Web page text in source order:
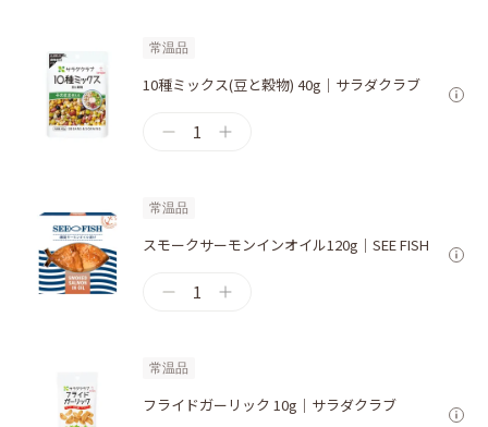
常温品
10種ミックス(豆と穀物) 40g｜サラダクラブ
1
常温品
スモークサーモンインオイル120g｜SEE FISH
1
常温品
フライドガーリック 10g｜サラダクラブ